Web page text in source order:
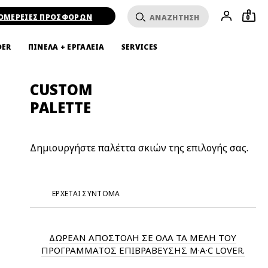
ΠΡΟΣΦΟΡΩΝ 0
ΠΙΝΕΛΑ + ΕΡΓΑΛΕΙΑ SERVICES
CUSTOM
PALETTE
Δημιουργήστε παλέττα σκιών της επιλογής σας.
ΈΡΧΕΤΑΙ ΣΎΝΤΟΜΑ
ΔΩΡΕΑΝ ΑΠΟΣΤΟΛΗ ΣΕ ΟΛΑ ΤΑ ΜΕΛΗ ΤΟΥ
ΠΡΟΓΡΑΜΜΑΤΟΣ ΕΠΙΒΡΑΒΕΥΣΗΣ M·A·C LOVER.